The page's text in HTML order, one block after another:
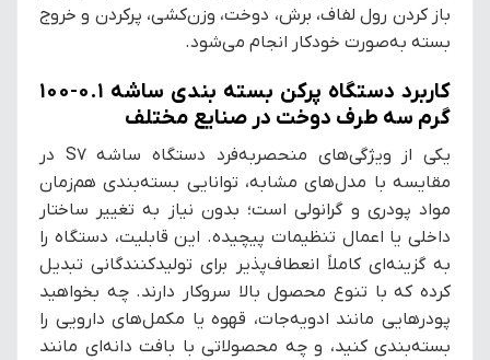
باز کردن رول لفاف، برش، دوخت، وزن‌کشی، پرکردن و خروج
بسته به‌صورت خودکار انجام می‌شود.
کاربرد دستگاه پرکن بسته بندی ساشه 0.1-100
گرم سه طرف دوخت در صنایع مختلف
یکی از ویژگی‌های منحصربه‌فرد دستگاه ساشه S7 در
مقایسه با مدل‌های مشابه، توانایی بسته‌بندی هم‌زمان
مواد پودری و گرانولی است؛ بدون نیاز به تغییر ساختار
داخلی یا اعمال تنظیمات پیچیده. این قابلیت، دستگاه را
به گزینه‌ای کاملاً انعطاف‌پذیر برای تولیدکنندگانی تبدیل
کرده که با تنوع محصول بالا سروکار دارند. چه بخواهید
پودرهایی مانند ادویه‌جات، قهوه یا مکمل‌های دارویی را
بسته‌بندی کنید، و چه محصولاتی با بافت دانه‌ای مانند